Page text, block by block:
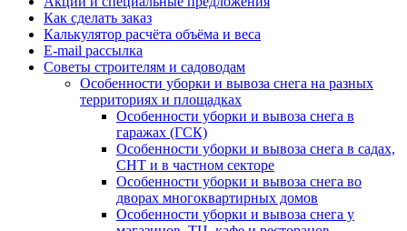
Как сделать заказ
Калькулятор расчёта объёма и веса
E-mail рассылка
Советы строителям и садоводам
Особенности уборки и вывоза снега на разных
территориях и площадках
Особенности уборки и вывоза снега в
гаражах (ГСК)
Особенности уборки и вывоза снега в садах,
СНТ и в частном секторе
Особенности уборки и вывоза снега во
дворах многоквартирных домов
Особенности уборки и вывоза снега у